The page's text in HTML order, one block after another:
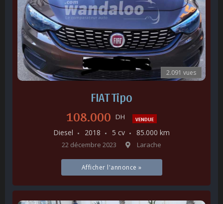
2.091 vues
FIAT Tipo
108.000 DH VENDUE
Diesel 2018 5 cv 85.000 km
22 décembre 2023 Larache
Afficher l'annonce »